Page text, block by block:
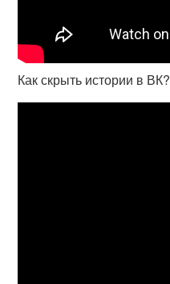
Как скрыть истории в ВК?